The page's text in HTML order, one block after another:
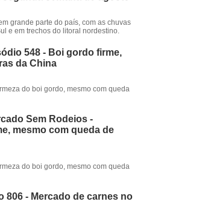
grande parte do país, com as chuvas
e em trechos do litoral nordestino.
548 - Boi gordo firme,
da China
do boi gordo, mesmo com queda
Sem Rodeios -
mesmo com queda de
do boi gordo, mesmo com queda
806 - Mercado de carnes no